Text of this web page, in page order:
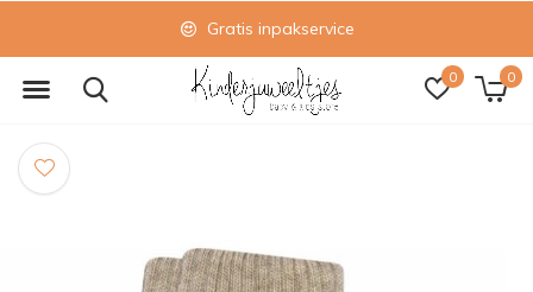
0 0
Gratis inpakservice